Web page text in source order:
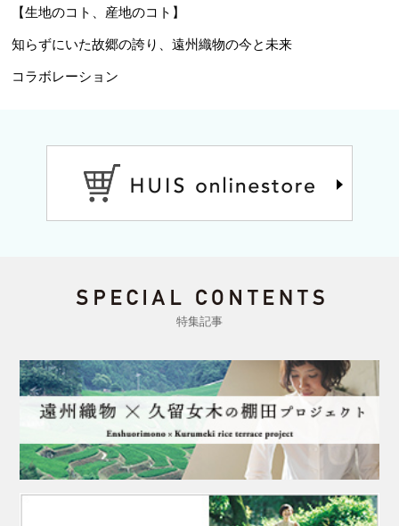
【生地のコト、産地のコト】
知らずにいた故郷の誇り、遠州織物の今と未来
コラボレーション
特集記事